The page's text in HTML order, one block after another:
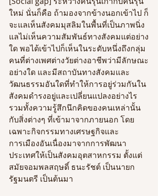
ใหม่ นั่นก็คือ ถ้ามองจากข้างนอกเข้าไป ก็
จะแลเห็นสังคมมุสลิมในพื้นที่เป็นภาพนิ่ง
แลไม่เห็นความสัมพันธ์ทางสังคมแต่อย่าง
ใด พอได้เข้าไปก็เห็นในระดับหนึ่งถึงกลุ่ม
คนที่ต่างเพศต่างวัยต่างอาชีพว่ามีลักษณะ
อย่างใด และมีสถาบันทางสังคมและ
วัฒนธรรมอันใดที่ทำให้การอยู่ร่วมกันใน
สังคมดำรงอยู่และเปลี่ยนแปลงอย่างไร
รวมทั้งความรู้สึกนึกคิดของคนเหล่านั้น
กับสิ่งต่างๆ ที่เข้ามาจากภายนอก โดย
เฉพาะกิจกรรมทางเศรษฐกิจและ
การเมืองอันเนื่องมาจากการพัฒนา
ประเทศให้เป็นสังคมอุตสาหกรรม ตั้งแต่
สมัยจอมพลสฤษดิ์ ธนะรัชต์ เป็นนายก
รัฐมนตรี เป็นต้นมา